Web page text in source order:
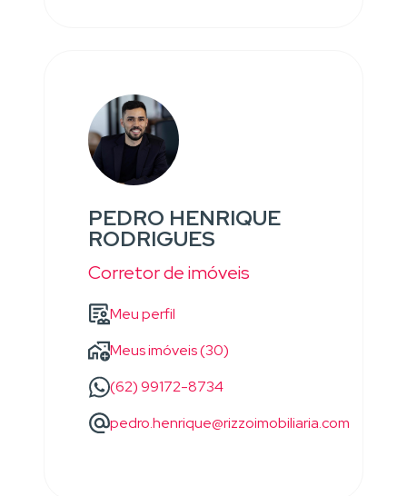
PEDRO HENRIQUE
RODRIGUES
Corretor de imóveis
Meu perfil
Meus imóveis (30)
(62) 99172-8734
pedro.henrique@rizzoimobiliaria.com